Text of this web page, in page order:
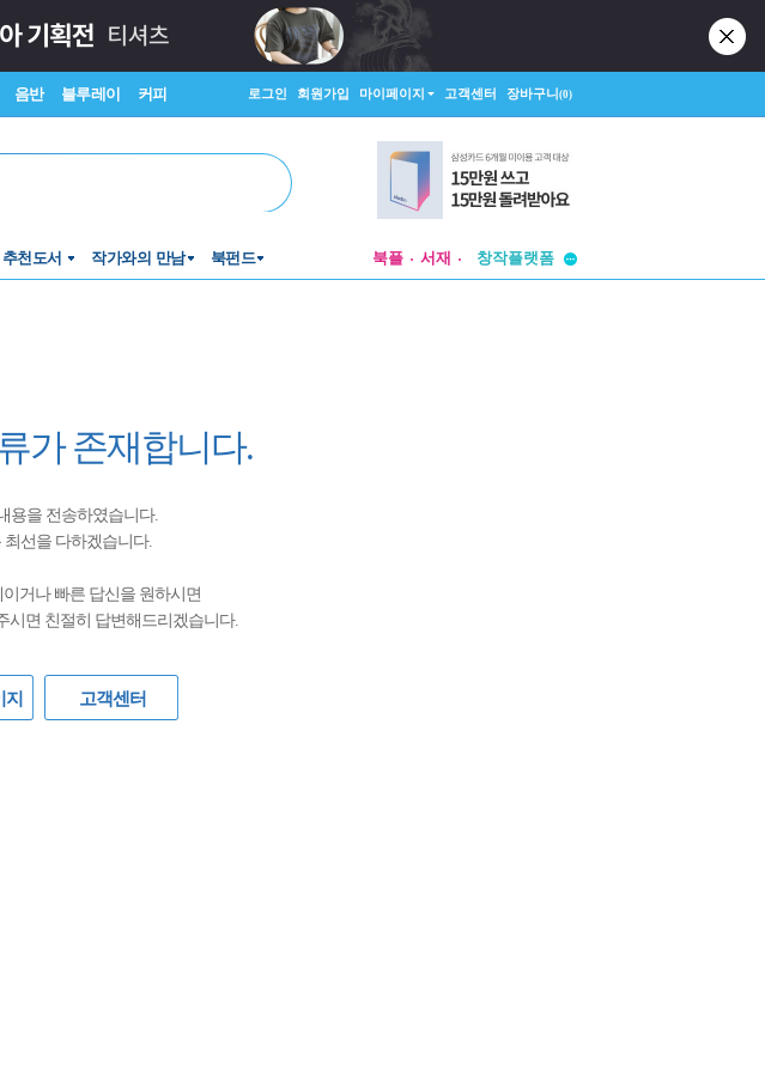
음반 블루레이 커피 로그인 회원가입 마이페이지 고객센터 장바구니(0)
추천도서 작가와의 만남 북펀드 북플 서재
창작플랫폼
가 존재합니다.
용을 전송하였습니다.
선을 다하겠습니다.
거나 빠른 답신을 원하시면
시면 친절히 답변해드리겠습니다.
지 고객센터